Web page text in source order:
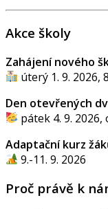
Akce školy
Zahájení nového
úterý 1. 9. 2026,
Den otevřených
pátek 4. 9. 2026,
Adaptační kurz
9.-11. 9. 2026
Proč právě k